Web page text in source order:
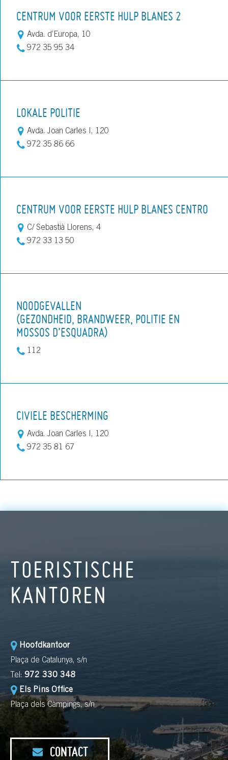
CENTRUM VOOR EERSTE HULP BLANES 2
Avda. d’Europa, 10
972 35 95 34
LOKALE POLITIE
Avda. Joan Carles I, 120
972 35 86 66
CENTRUM VOOR EERSTE HULP BLANES CENTRO
C/ Sebastià Llorens, 4
972 33 13 50
NOODGEVALLEN
(GEZONDHEID, BRANDWEER, POLITIE EN
MOSSOS D’ESQUADRA)
112
CIVIELE BESCHERMING
Avda. Joan Carles I, 120
972 35 81 67
TOERISTISCHE
KANTOREN
Hoofdkantoor
Plaça de Catalunya, s/n
Tel: 972 330 348
Els Pins Office
Plaça dels Càmpings, s/n
CONTACT